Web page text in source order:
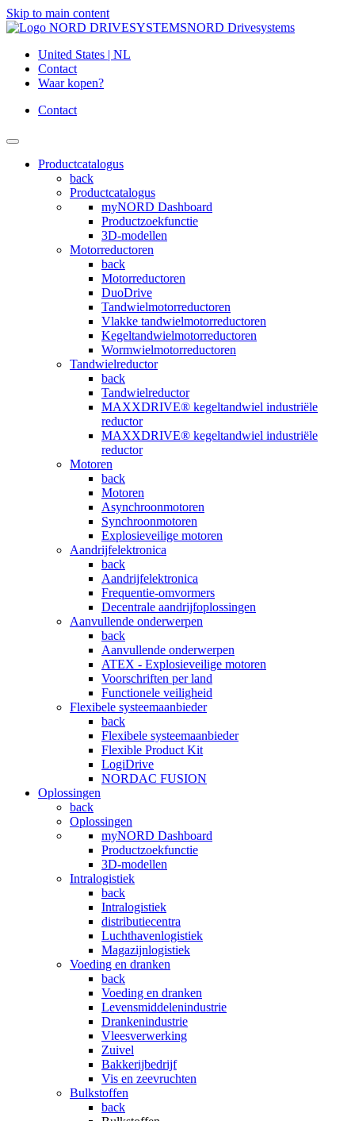
Skip to main content
NORD Drivesystems
United States | NL
Contact
Waar kopen?
Contact
Productcatalogus
back
Productcatalogus
myNORD Dashboard
Productzoekfunctie
3D-modellen
Motorreductoren
back
Motorreductoren
DuoDrive
Tandwielmotorreductoren
Vlakke tandwielmotorreductoren
Kegeltandwielmotorreductoren
Wormwielmotorreductoren
Tandwielreductor
back
Tandwielreductor
MAXXDRIVE® kegeltandwiel industriële
reductor
MAXXDRIVE® kegeltandwiel industriële
reductor
Motoren
back
Motoren
Asynchroonmotoren
Synchroonmotoren
Explosieveilige motoren
Aandrijfelektronica
back
Aandrijfelektronica
Frequentie-omvormers
Decentrale aandrijfoplossingen
Aanvullende onderwerpen
back
Aanvullende onderwerpen
ATEX - Explosieveilige motoren
Voorschriften per land
Functionele veiligheid
Flexibele systeemaanbieder
back
Flexibele systeemaanbieder
Flexible Product Kit
LogiDrive
NORDAC FUSION
Oplossingen
back
Oplossingen
myNORD Dashboard
Productzoekfunctie
3D-modellen
Intralogistiek
back
Intralogistiek
distributiecentra
Luchthavenlogistiek
Magazijnlogistiek
Voeding en dranken
back
Voeding en dranken
Levensmiddelenindustrie
Drankenindustrie
Vleesverwerking
Zuivel
Bakkerijbedrijf
Vis en zeevruchten
Bulkstoffen
back